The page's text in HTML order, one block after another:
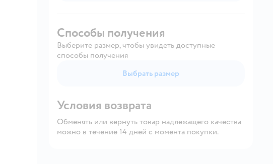
Способы получения
Выберите размер, чтобы увидеть доступные
способы получения
Выбрать размер
Условия возврата
Обменять или вернуть товар надлежащего качества
можно в течение 14 дней с момента покупки.